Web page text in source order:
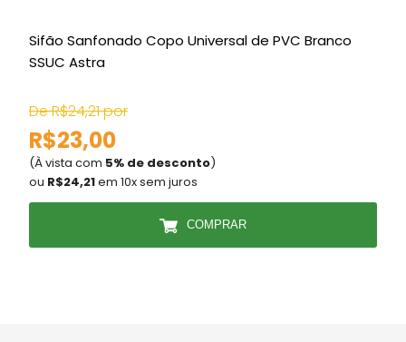
Sifão Sanfonado Copo Universal de PVC Branco
SSUC Astra
De R$24,21 por
R$23,00
(À vista com 5% de desconto)
ou R$24,21em 10x sem juros
COMPRAR